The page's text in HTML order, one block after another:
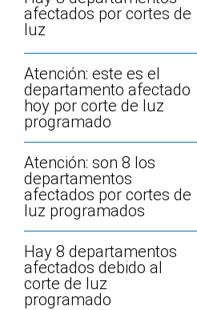
afectados por cortes de
luz
Atención: este es el
departamento afectado
hoy por corte de luz
programado
Atención: son 8 los
departamentos
afectados por cortes de
luz programados
Hay 8 departamentos
afectados debido al
corte de luz
programado